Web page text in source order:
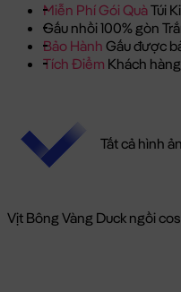
Miễn Phí Gói QuàTúi
Gấu nhồi 100% gòn
Bảo Hành Gấu được
Tích Điểm Khách
Tất cả hình
Vịt Bông Vàng Duck ngồi